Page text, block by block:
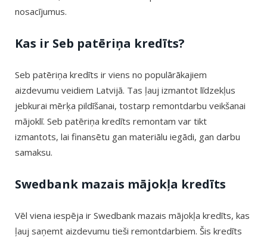
nosacījumus.
Kas ir Seb patēriņa kredīts?
Seb patēriņa kredīts ir viens no populārākajiem
aizdevumu veidiem Latvijā. Tas ļauj izmantot līdzekļus
jebkurai mērķa pildīšanai, tostarp remontdarbu veikšanai
mājoklī. Seb patēriņa kredīts remontam var tikt
izmantots, lai finansētu gan materiālu iegādi, gan darbu
samaksu.
Swedbank mazais mājokļa kredīts
Vēl viena iespēja ir Swedbank mazais mājokļa kredīts, kas
ļauj saņemt aizdevumu tieši remontdarbiem. Šis kredīts